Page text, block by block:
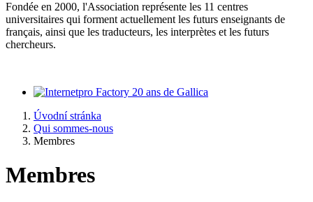
Fondée en 2000, l'Association représente les 11 centres
universitaires qui forment actuellement les futurs enseignants de
français, ainsi que les traducteurs, les interprètes et les futurs
chercheurs.
20 ans de Gallica
Úvodní stránka
Qui sommes-nous
Membres
Membres